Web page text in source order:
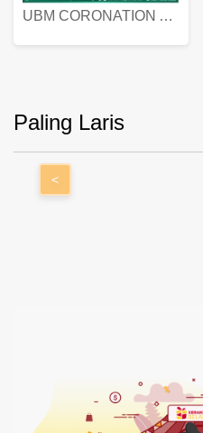
UBM CORONATION ASSORTED BISKUIT KALENG 450 GRAM
Paling Laris
<